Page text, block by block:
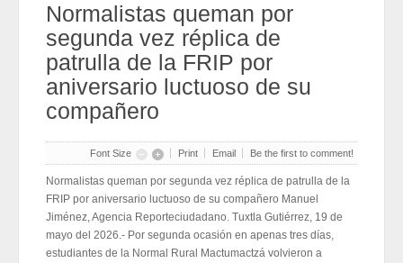
2026-07-31
Edmundo Lazos Zuart, nuevo presidente del Club
Rotario Ejecutivo de San Cristóbal
2026-07-31
Normalistas queman por
segunda vez réplica de
patrulla de la FRIP por
aniversario luctuoso de su
compañero
Font Size Print Email Be the first to comment!
Normalistas queman por segunda vez réplica de patrulla de la
FRIP por aniversario luctuoso de su compañero Manuel
Jiménez, Agencia Reporteciudadano. Tuxtla Gutiérrez, 19 de
mayo del 2026.- Por segunda ocasión en apenas tres días,
estudiantes de la Normal Rural Mactumactzá volvieron a